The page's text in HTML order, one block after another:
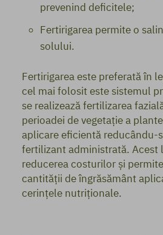
prevenind deficitele;
Fertirigarea permite o
solului.
Fertirigarea este preferată în
cel mai folosit este sistemul
se realizează fertilizarea
perioadei de vegetație a
aplicare eficientă reducându-
fertilizant administrată. Acest
reducerea costurilor și
cantității de îngrăsământ
cerințele nutriționale.